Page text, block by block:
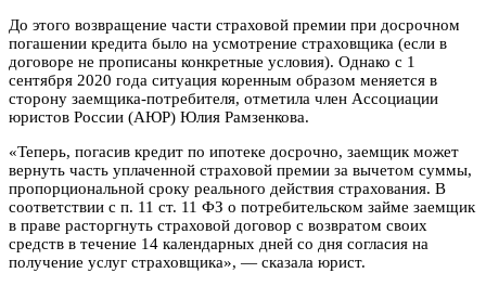
До этого возвращение части страховой премии при досрочном
погашении кредита было на усмотрение страховщика (если в
договоре не прописаны конкретные условия). Однако с 1
сентября 2020 года ситуация коренным образом меняется в
сторону заемщика-потребителя, отметила член Ассоциации
юристов России (АЮР) Юлия Рамзенкова.
«Теперь, погасив кредит по ипотеке досрочно, заемщик может
вернуть часть уплаченной страховой премии за вычетом суммы,
пропорциональной сроку реального действия страхования. В
соответствии с п. 11 ст. 11 ФЗ о потребительском займе заемщик
в праве расторгнуть страховой договор с возвратом своих
средств в течение 14 календарных дней со дня согласия на
получение услуг страховщика», — сказала юрист.